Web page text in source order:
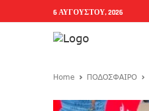
6 ΑΥΓΟΎΣΤΟΥ, 2026
Home ΠΟΔΟΣΦΑΙΡΟ